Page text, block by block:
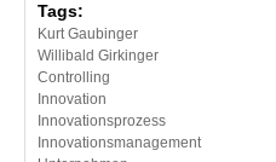
Tags:
Kurt Gaubinger
Willibald Girkinger
Controlling
Innovation
Innovationsprozess
Innovationsmanagement